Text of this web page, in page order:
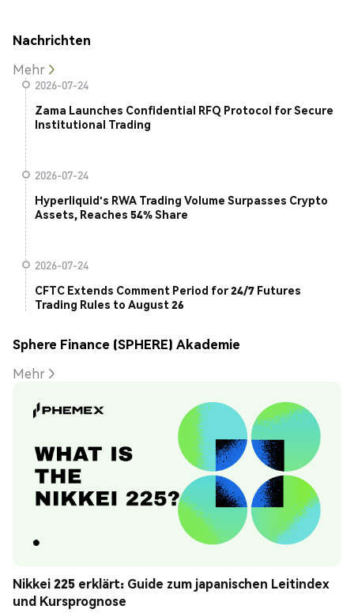
Nachrichten
Mehr
2026-07-24
Zama Launches Confidential RFQ Protocol for Secure
Institutional Trading
2026-07-24
Hyperliquid's RWA Trading Volume Surpasses Crypto
Assets, Reaches 54% Share
2026-07-24
CFTC Extends Comment Period for 24/7 Futures
Trading Rules to August 26
Sphere Finance (SPHERE) Akademie
Mehr
Nikkei 225 erklärt: Guide zum japanischen Leitindex
und Kursprognose